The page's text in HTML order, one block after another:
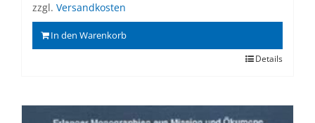
zzgl. Versandkosten
In den Warenkorb
Details